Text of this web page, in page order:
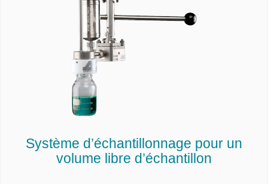
Système d’échantillonnage pour un
volume libre d’échantillon